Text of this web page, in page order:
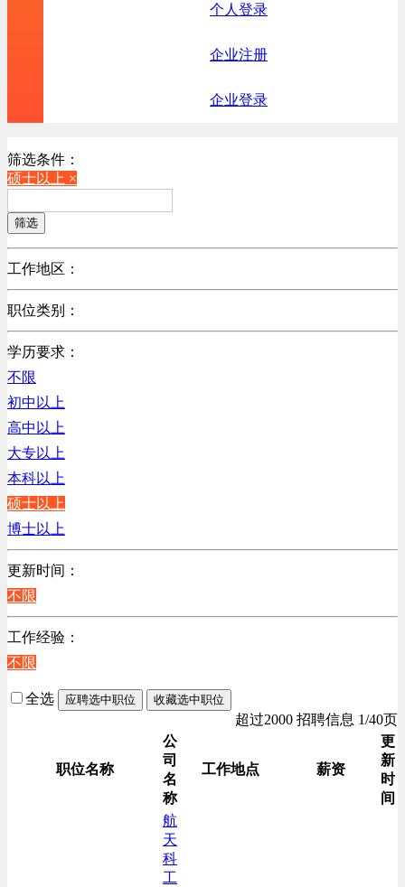
个人登录
企业注册
企业登录
筛选条件：
硕士以上 ×
筛选
工作地区：
不限
北京
广东
江苏
陕西
浙江
辽宁
上海
职位类别：
不限
机械制造/仪器仪表类
计算机硬件类
销售管理类
计算机软件类
贸易/物流/仓储/采购类
客服及凯发娱乐网址的技术支持类
高级管理类
电力电气/能源/自动化
程序/语言开发类
行政/后勤/文秘类
销售类
人力资源类
互联网/电子商务/游戏类
建筑装潢/市政建设类
通信/移动互联网/手机类
房地产开发/物业管理类
学历要求：
不限
初中以上
高中以上
大专以上
本科以上
硕士以上
博士以上
更新时间：
不限
工作经验：
不限
全选 应聘选中职位 收藏选中职位
超过2000 招聘信息 1/40页
职位名称
公
司
名
称
工作地点 薪资
更
新
时
间
航
天
科
工